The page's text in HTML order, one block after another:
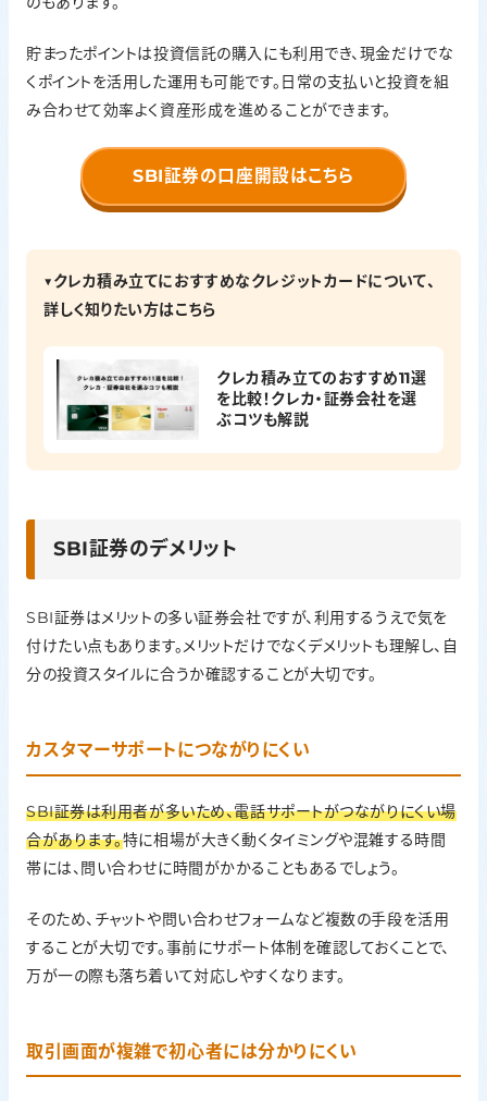
貯まったポイントは投資信託の購入にも利用でき、現金だけでな
くポイントを活用した運用も可能です。日常の支払いと投資を組
み合わせて効率よく資産形成を進めることができます。
SBI証券の口座開設はこちら
▼クレカ積み立てにおすすめなクレジットカードについて、
詳しく知りたい方はこちら
クレカ積み立てのおすすめ11選
を比較！クレカ・証券会社を選
ぶコツも解説
SBI証券のデメリット
SBI証券はメリットの多い証券会社ですが、利用するうえで気を
付けたい点もあります。メリットだけでなくデメリットも理解し、自
分の投資スタイルに合うか確認することが大切です。
カスタマーサポートにつながりにくい
SBI証券は利用者が多いため、電話サポートがつながりにくい場
合があります。特に相場が大きく動くタイミングや混雑する時間
帯には、問い合わせに時間がかかることもあるでしょう。
そのため、チャットや問い合わせフォームなど複数の手段を活用
することが大切です。事前にサポート体制を確認しておくことで、
万が一の際も落ち着いて対応しやすくなります。
取引画面が複雑で初心者には分かりにくい